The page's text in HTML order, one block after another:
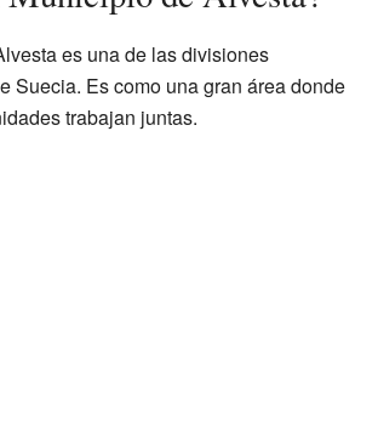
es una de las divisiones
Suecia. Es como una gran área donde
trabajan juntas.